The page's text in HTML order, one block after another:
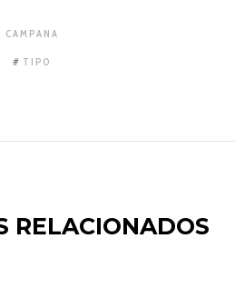
CAMPANA
TIPO
RELACIONADOS